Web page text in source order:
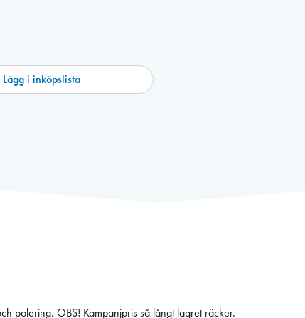
Lägg i inköpslista
Här får du fyra maskiner i en, för grovslipning, finslipning, deltaslipning och polering. OBS! Kampanjpris så långt lagret räcker.